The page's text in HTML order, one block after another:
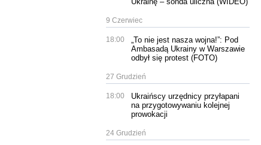
9 Czerwiec
18:00
„To nie jest nasza wojna!”: Pod
Ambasadą Ukrainy w Warszawie
odbył się protest (FOTO)
27 Grudzień
18:00
Ukraińscy urzędnicy przyłapani
na przygotowywaniu kolejnej
prowokacji
24 Grudzień